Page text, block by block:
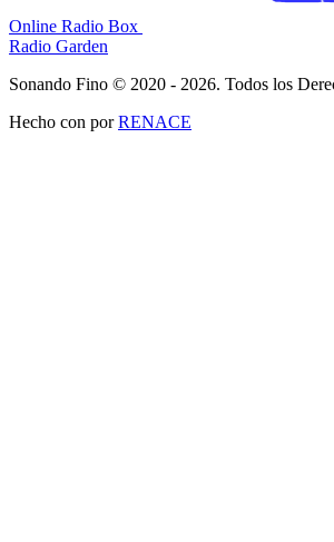
Online Radio Box
Radio Garden
Sonando Fino © 2020 - 2026. Todos los
Hecho con porRENACE